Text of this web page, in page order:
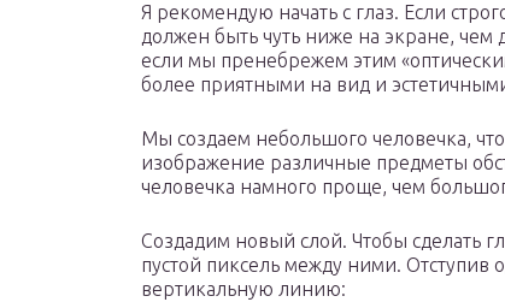
Я рекомендую начать с глаз. Если
должен быть чуть ниже на экране,
если мы пренебрежем этим
более приятными на вид и
Мы создаем небольшого человечка,
изображение различные предметы
человечка намного проще, чем
Создадим новый слой. Чтобы сделать
пустой пиксель между ними. Отступив
вертикальную линию: